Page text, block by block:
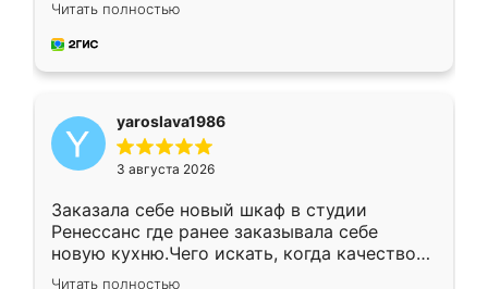
довольны работой. Спасибо Ренессанс
мебель за качественную работу!
Читать полностью
yaroslava1986
3 августа 2026
Заказала себе новый шкаф в студии
Ренессанс где ранее заказывала себе
новую кухню.Чего искать, когда качеством
вполне довольна. Служит кухня уже почти
Читать полностью